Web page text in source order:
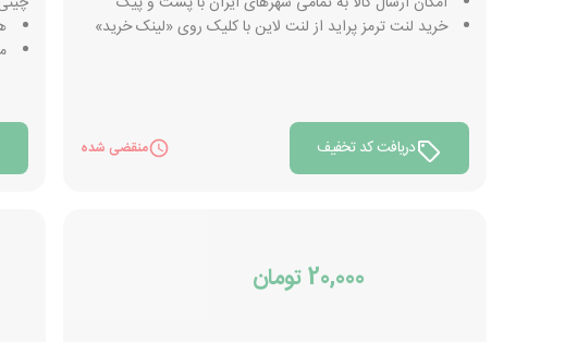
خرید لنت ترمز پراید از لنت لاین با کلیک روی «لینک خرید»
دریافت کد تخفیف منقضی شده
20,000 تومان